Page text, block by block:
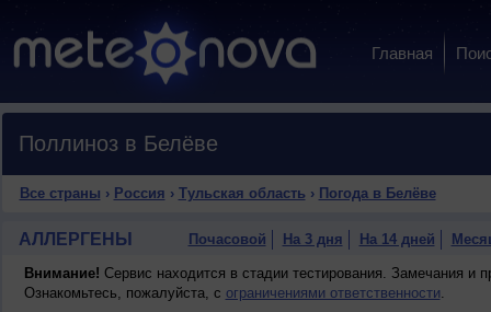
Главная
Поллиноз в Белёве
Все страны › Россия › Тульская область › Погода в Белёве
АЛЛЕРГЕНЫ Почасовой На 3 дня На 14 дней
Внимание! Сервис находится в стадии тестирования. Замечания и
Ознакомьтесь, пожалуйста, с ограничениями ответственности.